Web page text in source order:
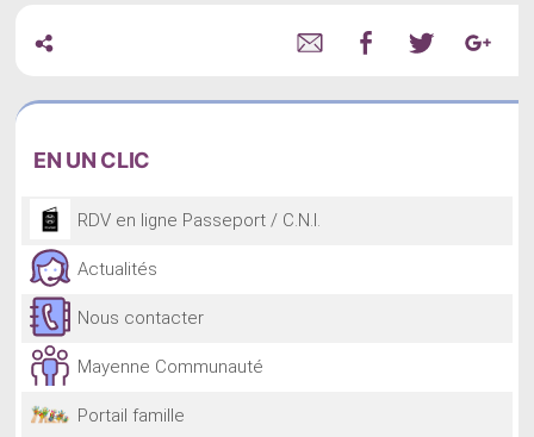
EN UN CLIC
RDV en ligne Passeport / C.N.I.
Actualités
Nous contacter
Mayenne Communauté
Portail famille